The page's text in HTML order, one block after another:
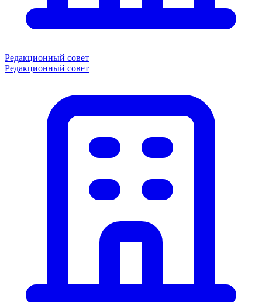
Редакционный совет
Редакционный совет